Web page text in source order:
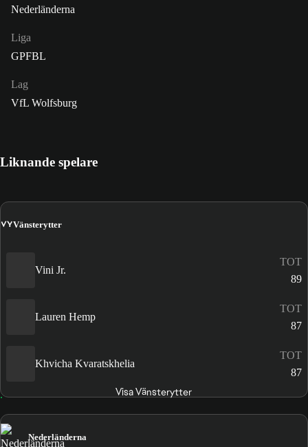
Nederländerna
Liga
GPFBL
Lag
VfL Wolfsburg
Liknande spelare
VYVänsterytter
Vini Jr.
TOT
89
Lauren Hemp
TOT
87
Khvicha Kvaratskhelia
TOT
87
Visa Vänsterytter
Nederländerna